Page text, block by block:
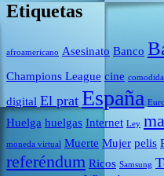
Etiquetas
afroamericano Asesinato Banco
Champions League cine
digital El prat España
Huelga huelgas Internet Ley
moneda virtual Muerte Mujer pelis
referéndum Ricos Samsung